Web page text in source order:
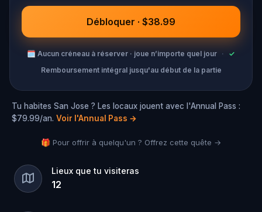
Débloquer · $38.99
🗓 Aucun créneau à réserver · joue n’importe quel jour ·
✓
Remboursement intégral jusqu'au début de la partie
Tu habites San Jose ? Les locaux jouent avec l'Annual Pass :
$79.99/an. Voir l'Annual Pass →
🎁 Pour offrir à quelqu'un ? Offrez cette quête →
Lieux que tu visiteras
12